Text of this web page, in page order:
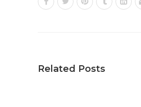
Related Posts